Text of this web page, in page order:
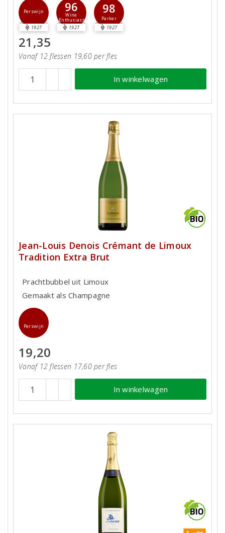
Perswijn
1927
96
Wine
Enthusiast
1927
98
Parker
1927
21,35
Vanaf 12 flessen 19,60 per fles
In winkelwagen
Jean-Louis Denois Crémant de Limoux
Tradition Extra Brut
Prachtbubbel uit Limoux
Gemaakt als Champagne
Perswijn
19,20
Vanaf 12 flessen 17,60 per fles
In winkelwagen